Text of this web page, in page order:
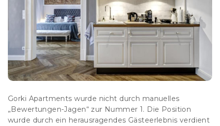
Gorki Apartments wurde nicht durch manuelles
„Bewertungen-Jagen“ zur Nummer 1. Die Position
wurde durch ein herausragendes Gästeerlebnis verdient